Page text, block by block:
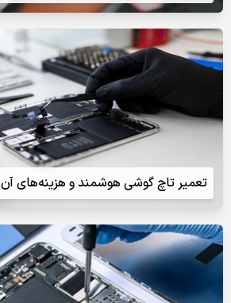
تعمیر تاچ گوشی هوشمند و هزینه‌های آن